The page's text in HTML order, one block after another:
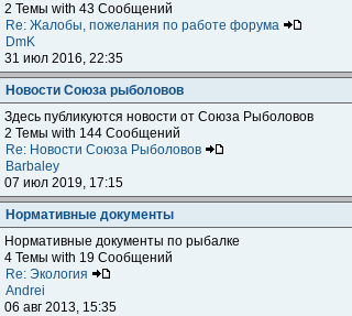
2 Темы with 43 Сообщений
Re: Жалобы, пожелания по работе форума
DmK
31 июл 2016, 22:35
Новости Союза рыболовов
Здесь публикуются новости от Союза Рыболовов
2 Темы with 144 Сообщений
Re: Новости Союза Рыболовов
Barbaley
07 июл 2019, 17:15
Нормативные документы
Нормативные документы по рыбалке
4 Темы with 19 Сообщений
Re: Экология
Andrei
06 авг 2013, 15:35